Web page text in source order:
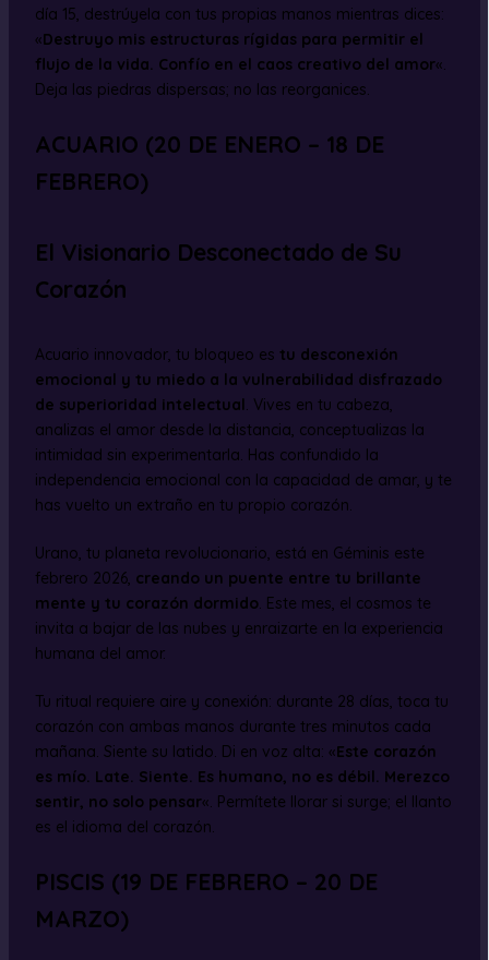
día 15, destrúyela con tus propias manos mientras dices:
«Destruyo mis estructuras rígidas para permitir el
flujo de la vida. Confío en el caos creativo del amor«.
Deja las piedras dispersas; no las reorganices.
ACUARIO (20 DE ENERO – 18 DE
FEBRERO)
El Visionario Desconectado de Su
Corazón
Acuario innovador, tu bloqueo es tu desconexión
emocional y tu miedo a la vulnerabilidad disfrazado
de superioridad intelectual . Vives en tu cabeza,
analizas el amor desde la distancia, conceptualizas la
intimidad sin experimentarla. Has confundido la
independencia emocional con la capacidad de amar, y te
has vuelto un extraño en tu propio corazón.
Urano, tu planeta revolucionario, está en Géminis este
febrero 2026, creando un puente entre tu brillante
mente y tu corazón dormido. Este mes, el cosmos te
invita a bajar de las nubes y enraizarte en la experiencia
humana del amor.
Tu ritual requiere aire y conexión: durante 28 días, toca tu
corazón con ambas manos durante tres minutos cada
mañana. Siente su latido. Di en voz alta: «Este corazón
es mío. Late. Siente. Es humano, no es débil. Merezco
sentir, no solo pensar«. Permítete llorar si surge; el llanto
es el idioma del corazón.
PISCIS (19 DE FEBRERO – 20 DE
MARZO)